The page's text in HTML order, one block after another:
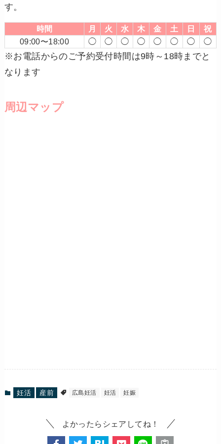
す。
時間 月 火 水 木 金 土 日
祝
09:00〜18:00
◯ ◯ ◯ ◯ ◯ ◯ ◯ ◯
※お電話からのご予約受付時間は9時～18時までと
なります
周辺マップ
妊活 産前 広島妊活 妊活 妊娠
よかったらシェアしてね！